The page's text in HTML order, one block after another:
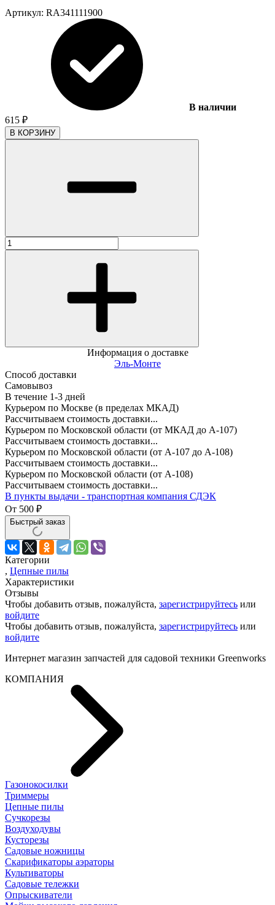
Артикул: RA341111900
В наличии
615 ₽
В КОРЗИНУ
Информация о доставке
Эль-Монте
Способ доставки
Самовывоз
В течение 1-3 дней
Курьером по Москве (в пределах МКАД)
Рассчитываем стоимость доставки...
Курьером по Московской области (от МКАД до А-107)
Рассчитываем стоимость доставки...
Курьером по Московской области (от А-107 до А-108)
Рассчитываем стоимость доставки...
Курьером по Московской области (от А-108)
Рассчитываем стоимость доставки...
В пункты выдачи - транспортная компания СДЭК
От 500 ₽
Быстрый заказ
Категории
, Цепные пилы
Характеристики
Отзывы
Чтобы добавить отзыв, пожалуйста, зарегистрируйтесь или
войдите
Чтобы добавить отзыв, пожалуйста, зарегистрируйтесь или
войдите
Интернет магазин запчастей для садовой техники Greenworks
КОМПАНИЯ
Газонокосилки
Триммеры
Цепные пилы
Cучкорезы
Воздуходувы
Кусторезы
Садовые ножницы
Скарификаторы аэраторы
Культиваторы
Садовые тележки
Опрыскиватели